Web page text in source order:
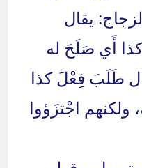
يقال
أَي صَلَحَ له
طَلَبَ فِعْلَ كذا
اجْتزَؤوا